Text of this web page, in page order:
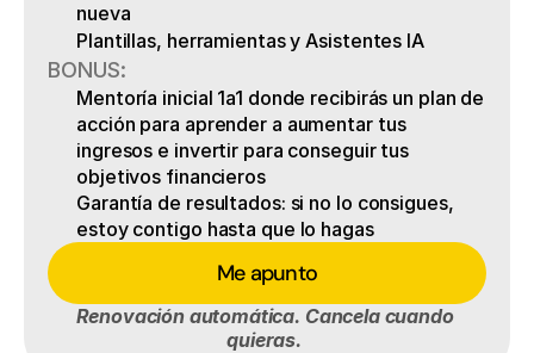
nueva
Plantillas, herramientas y Asistentes IA
BONUS:
Mentoría inicial 1a1 donde recibirás un plan de
acción para aprender a aumentar tus
ingresos e invertir para conseguir tus
objetivos financieros
Garantía de resultados: si no lo consigues,
estoy contigo hasta que lo hagas
Me apunto
Renovación automática. Cancela cuando
quieras.